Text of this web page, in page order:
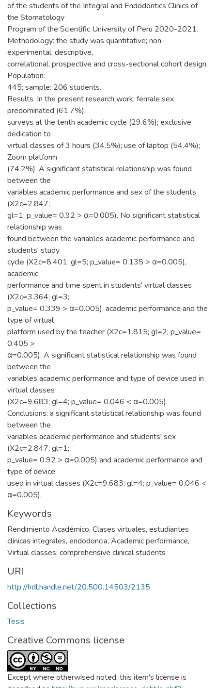
of the students of the Integral and Endodontics Clinics of
the Stomatology
Program of the Scientific University of Peru 2020-2021.
Methodology: the study was quantitative; non-
experimental, descriptive,
correlational, prospective and cross-sectional cohort design.
Population:
445; sample: 206 students.
Results: In the present research work, female sex
predominated (61.7%);
surveys at the tenth academic cycle (29.6%); exclusive
dedication to
virtual classes of 3 hours (34.5%); use of laptop (54.4%);
Zoom platform
(74.2%). A significant statistical relationship was found
between the
variables academic performance and sex of the students
(X2c=2.847;
gl=1; p_value= 0.92 > α=0.005). No significant statistical
relationship was
found between the variables academic performance and
students' study
cycle (X2c=8.401; gl=5; p_value= 0.135 > α=0.005),
academic
performance and time spent in students' virtual classes
(X2c=3.364; gl=3;
p_value= 0.339 > α=0.005). academic performance and the
type of virtual
platform used by the teacher (X2c=1.815; gl=2; p_value=
0.405 >
α=0.005). A significant statistical relationship was found
between the
variables academic performance and type of device used in
virtual classes
(X2c=9.683; gl=4; p_value= 0.046 < α=0.005).
Conclusions: a significant statistical relationship was found
between the
variables academic performance and students' sex
(X2c=2.847; gl=1;
p_value= 0.92 > α=0.005) and academic performance and
type of device
used in virtual classes (X2c=9.683; gl=4; p_value= 0.046 <
α=0.005).
Keywords
Rendimiento Académico, Clases virtuales, estudiantes
clínicas integrales, endodoncia, Academic performance,
Virtual classes, comprehensive clinical students
URI
http://hdl.handle.net/20.500.14503/2135
Collections
Tesis
Creative Commons license
Except where otherwised noted, this item's license is